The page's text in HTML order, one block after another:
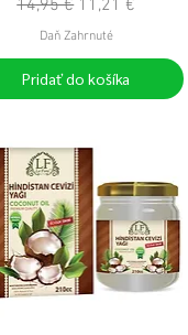
14,95 € 11,21 €
Daň Zahrnuté
Pridať do košíka